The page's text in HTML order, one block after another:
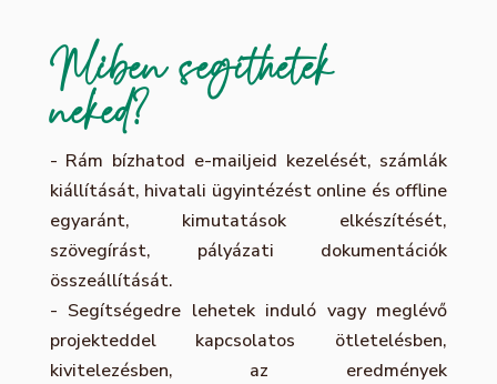
Miben segíthetek
neked?
- ️Rám bízhatod e-mailjeid kezelését, számlák
kiállítását, hivatali ügyintézést online és offline
egyaránt, kimutatások elkészítését,
szövegírást, pályázati dokumentációk
összeállítását.
- ️Segítségedre lehetek induló vagy meglévő
projekteddel kapcsolatos ötletelésben,
kivitelezésben, az eredmények